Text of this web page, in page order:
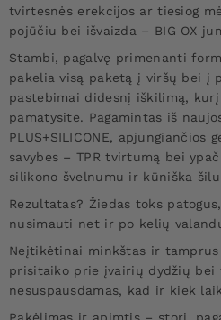
tvirtesnės erekcijos ar tiesiog
pojūčiu bei išvaizda – BIG OX
Stambi, pagalvę primenanti
pakelia visą paketą į viršų bei į
pastebimai didesnį iškilimą,
pamatysite. Pagamintas iš
PLUS+SILICONE, apjungiančios
savybes – TPR tvirtumą bei
silikono švelnumu ir kūniška
Rezultatas? Žiedas toks
nusimauti net ir po kelių
Neįtikėtinai minkštas ir tamprus
prisitaiko prie įvairių dydžių bei
nesuspausdamas, kad ir kiek